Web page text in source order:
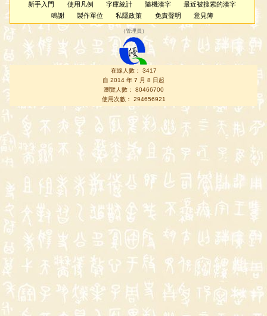
新手入門 使用凡例 字庫統計 隨機漢字
最近被搜索的漢字
鳴謝
製作單位 私隱政策 免責聲明 意見簿
（管理員 ）
在線人數： 3417
自 2014 年 7 月 8 日起
瀏覽人數： 80466700
使用次數： 294656921